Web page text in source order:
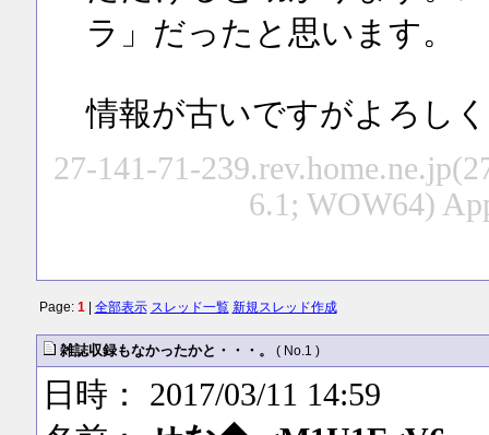
ラ」だったと思います。
情報が古いですがよろし
27-141-71-
6.1; WOW64)
Page: 1| 全部表示 スレッド一覧 新規スレッド作成
雑誌収録もなかったかと・・・。 ( No.1 )
日時： 2017/03/11 14:59